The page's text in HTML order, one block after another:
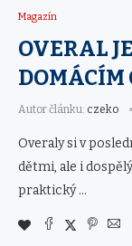
Magazín
OVERAL
DOMÁCÍM
Autor článku: czeko
Overaly si v
dětmi, ale i
praktický …